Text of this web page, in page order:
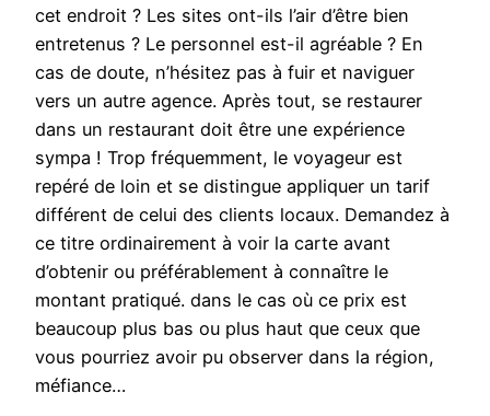
cet endroit ? Les sites ont-ils l’air d’être bien
entretenus ? Le personnel est-il agréable ? En
cas de doute, n’hésitez pas à fuir et naviguer
vers un autre agence. Après tout, se restaurer
dans un restaurant doit être une expérience
sympa ! Trop fréquemment, le voyageur est
repéré de loin et se distingue appliquer un tarif
différent de celui des clients locaux. Demandez à
ce titre ordinairement à voir la carte avant
d’obtenir ou préférablement à connaître le
montant pratiqué. dans le cas où ce prix est
beaucoup plus bas ou plus haut que ceux que
vous pourriez avoir pu observer dans la région,
méfiance…